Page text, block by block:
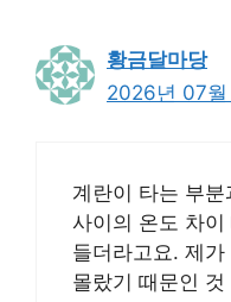
황금달마당
2026년 07
계란이 타는 부
사이의 온도 차
들더라고요. 제
몰랐기 때문인 것